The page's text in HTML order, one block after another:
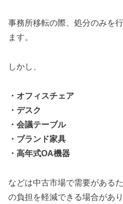
事務所移転の際、処分のみを
ます。
しかし、
・オフィスチェア
・デスク
・会議テーブル
・ブランド家具
・高年式OA機器
などは中古市場で需要がある
の負担を軽減できる場合があり